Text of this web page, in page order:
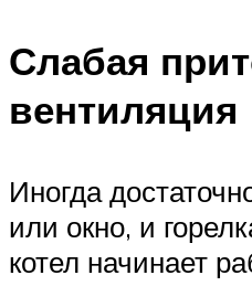
Слабая
вентиляция
Иногда
или окно, и
котел начинает